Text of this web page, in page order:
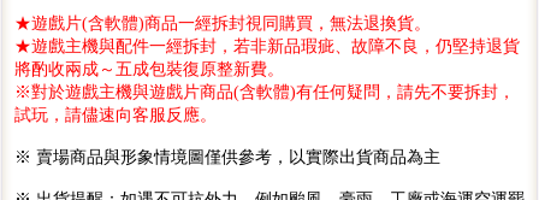
★遊戲片(含軟體)商品一經拆封視同購買，無法退換貨。
★遊戲主機與配件一經拆封，若非新品瑕疵、故障不良，仍堅持退貨
將酌收兩成～五成包裝復原整新費。
※對於遊戲主機與遊戲片商品(含軟體)有任何疑問，請先不要拆封，
試玩，請儘速向客服反應。
※ 賣場商品與形象情境圖僅供參考，以實際出貨商品為主